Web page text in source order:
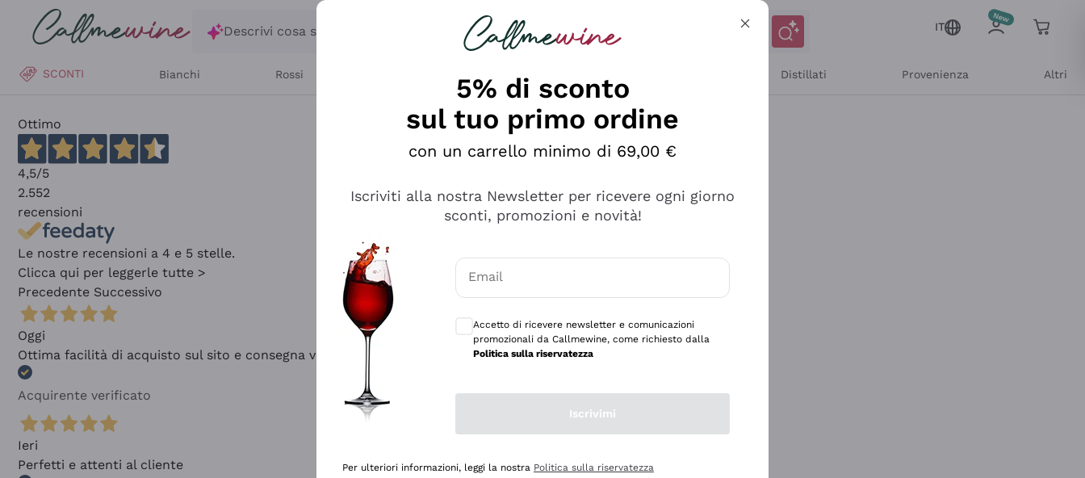
Salta al contenuto principale
Descrivi cosa stai cercando
IT
SCONTI Bianchi Rossi Distillati Provenienza Altri
Ottimo
4,5/5
2.552
recensioni
Le nostre recensioni a 4 e 5 stelle.
Clicca qui per leggerle tutte >
Precedente Successivo
Oggi
Ottima facilità di acquisto sul sito e consegna velocissima
Acquirente verificato
Ieri
Perfetti e attenti al cliente
5% di sconto
sul tuo primo ordine
con un carrello minimo di 69,00 €
Iscriviti alla nostra Newsletter per ricevere ogni giorno
sconti, promozioni e novità!
Email
Accetto di ricevere newsletter e comunicazioni
promozionali da Callmewine, come richiesto dalla
Politica sulla riservatezza
Iscrivimi
Per ulteriori informazioni, leggi la nostra Politica sulla riservatezza